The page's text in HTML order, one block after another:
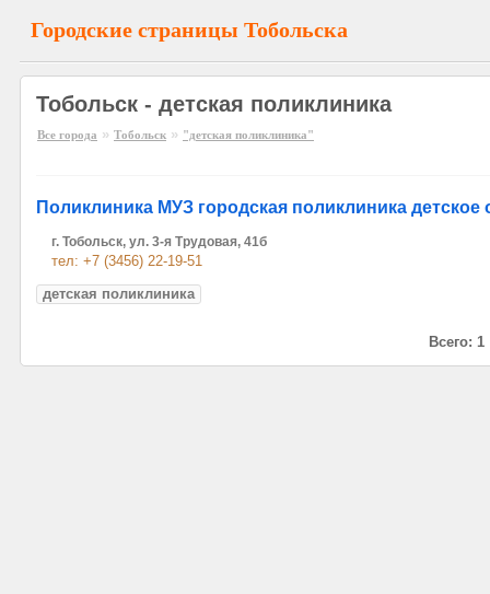
Городские страницы Тобольска
Тобольск - детская поликлиника
Все города » Тобольск » "детская поликлиника"
Поликлиника МУЗ городская поликлиника детское
г. Тобольск, ул. 3-я Трудовая, 41б
тел: +7 (3456) 22-19-51
детская поликлиника
Всего: 1